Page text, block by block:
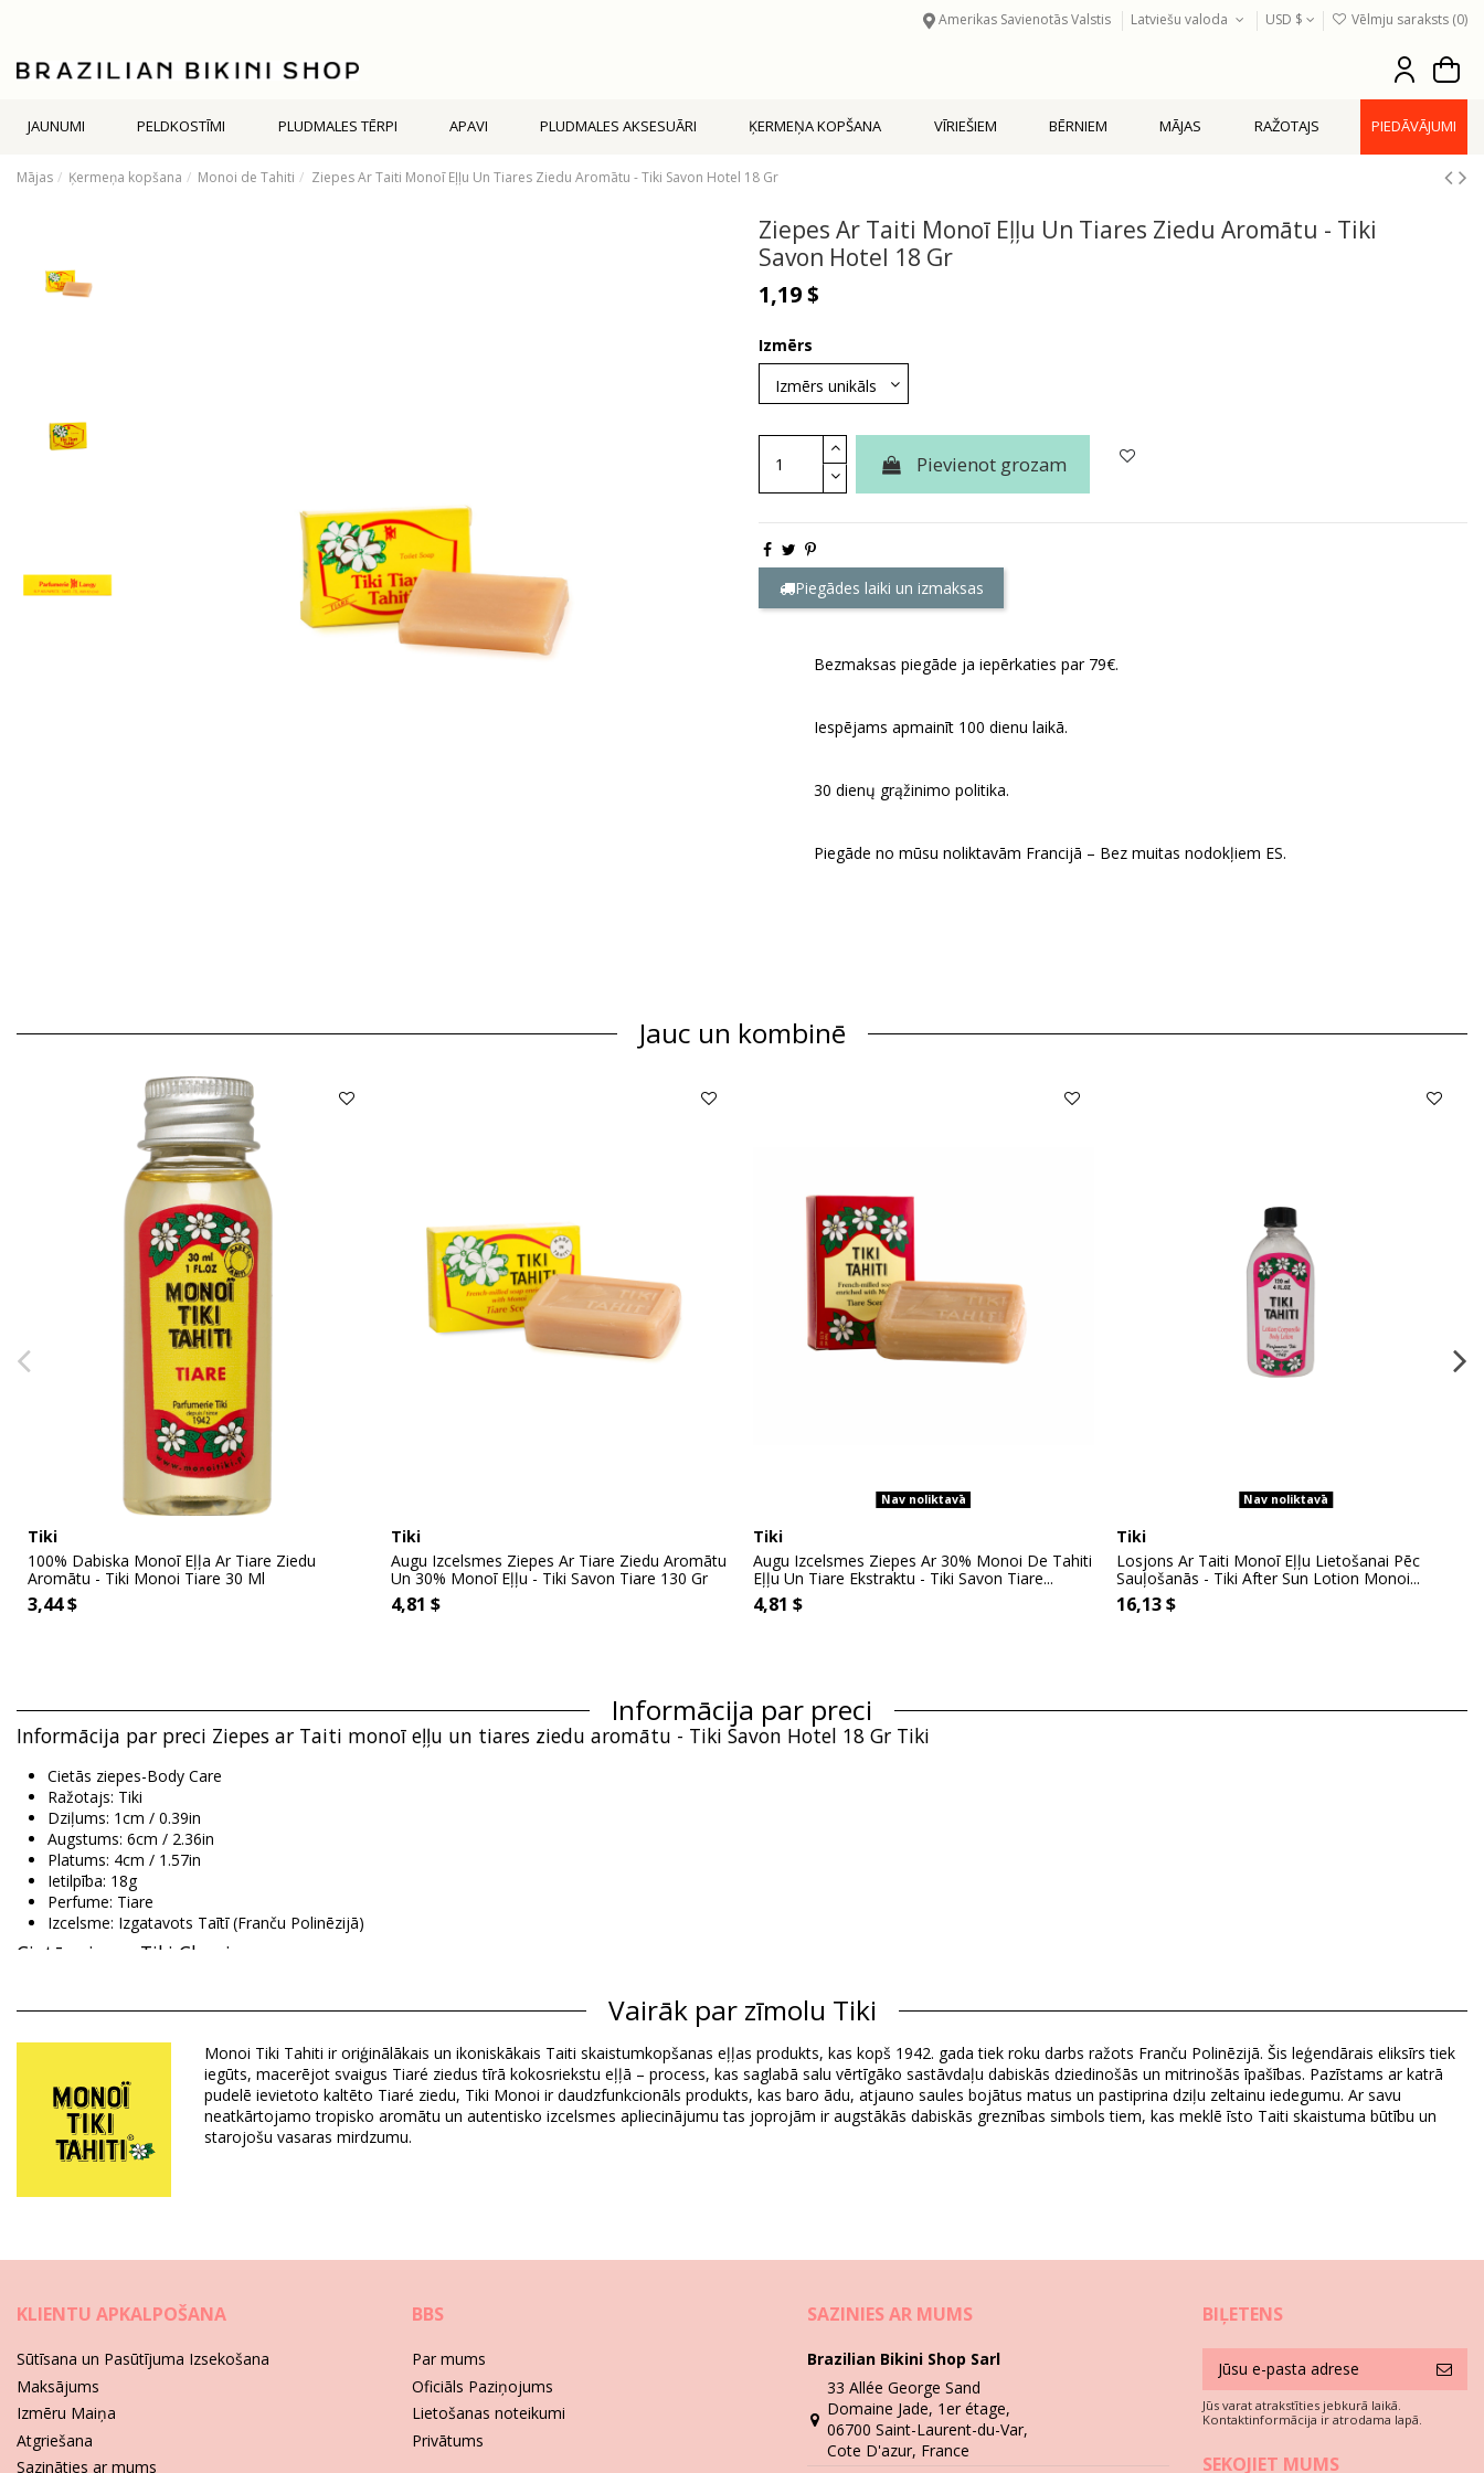
Amerikas Savienotās Valstis Latviešu valoda USD $ Vēlmju saraksts (0)
JAUNUMI PELDKOSTĪMI PLUDMALES TĒRPI APAVI PLUDMALES AKSESUĀRI ĶERMEŅA KOPŠANA VĪRIEŠIEM BĒRNIEM MĀJAS RAŽOTAJS PIEDĀVĀJUMI
Mājas Ķermeņa kopšana Monoi de Tahiti Ziepes Ar Taiti Monoī Eļļu Un Tiares Ziedu Aromātu - Tiki Savon Hotel 18 Gr
Ziepes Ar Taiti Monoī Eļļu Un Tiares Ziedu Aromātu - Tiki
Savon Hotel 18 Gr
1,19 $
Izmērs
Pievienot grozam
Piegādes laiki un izmaksas
Bezmaksas piegāde ja iepērkaties par 79€.
Iespējams apmainīt 100 dienu laikā.
30 dienų grąžinimo politika.
Piegāde no mūsu noliktavām Francijā – Bez muitas nodokļiem ES.
Jauc un kombinē
Tiki
100% Dabiska Monoī Eļļa Ar Tiare Ziedu
Aromātu - Tiki Monoi Tiare 30 Ml
3,44 $
Tiki
Augu Izcelsmes Ziepes Ar Tiare Ziedu Aromātu
Un 30% Monoī Eļļu - Tiki Savon Tiare 130 Gr
4,81 $
Nav noliktavā
Tiki
Augu Izcelsmes Ziepes Ar 30% Monoi De Tahiti
Eļļu Un Tiare Ekstraktu - Tiki Savon Tiare...
4,81 $
Nav noliktavā
Tiki
Losjons Ar Taiti Monoī Eļļu Lietošanai Pēc
Sauļošanās - Tiki After Sun Lotion Monoi...
16,13 $
Informācija par preci
Informācija par preci Ziepes ar Taiti monoī eļļu un tiares ziedu aromātu - Tiki Savon Hotel 18 Gr Tiki
Cietās ziepes-Body Care
Ražotajs: Tiki
Dziļums: 1cm / 0.39in
Augstums: 6cm / 2.36in
Platums: 4cm / 1.57in
Ietilpība: 18g
Perfume: Tiare
Izcelsme: Izgatavots Taītī (Franču Polinēzijā)
Cietās ziepes Tiki Classic
Sastāvs: Sodium palmate, sodium palm kernelate, palm acid, palm kernel acid, aqua, glycerin, sodium chloride, parfum, coco nucifera, gardenia tahitensis, tocopherol.
Produkta informācija
Nodaļa: Unisex, Cietās ziepes
Iesaiņojumā ietilpst: 1 x Cietās ziepes (Citi aksesuāri nav iekļauti)
HS CODE: 330499
SKU: 1974009
Piegādātāja atsauce: 1SAHG
Mazgāšanas un kopšanas pamācība
Vairāk par zīmolu Tiki
Monoi Tiki Tahiti ir oriģinālākais un ikoniskākais Taiti skaistumkopšanas eļļas produkts, kas kopš 1942. gada tiek roku darbs ražots Franču Polinēzijā. Šis leģendārais eliksīrs tiek
iegūts, macerējot svaigus Tiaré ziedus tīrā kokosriekstu eļļā – process, kas saglabā salu vērtīgāko sastāvdaļu dabiskās dziedinošās un mitrinošās īpašības. Pazīstams ar katrā
pudelē ievietoto kaltēto Tiaré ziedu, Tiki Monoi ir daudzfunkcionāls produkts, kas baro ādu, atjauno saules bojātus matus un pastiprina dziļu zeltainu iedegumu. Ar savu
neatkārtojamo tropisko aromātu un autentisko izcelsmes apliecinājumu tas joprojām ir augstākās dabiskās greznības simbols tiem, kas meklē īsto Taiti skaistuma būtību un
starojošu vasaras mirdzumu.
KLIENTU APKALPOŠANA
Sūtīsana un Pasūtījuma Izsekošana
Maksājums
Izmēru Maiņa
Atgriešana
Sazināties ar mums
BBS
Par mums
Oficiāls Paziņojums
Lietošanas noteikumi
Privātums
SAZINIES AR MUMS
Brazilian Bikini Shop Sarl
33 Allée George Sand
Domaine Jade, 1er étage,
06700 Saint-Laurent-du-Var,
Cote D'azur, France
BIĻETENS
Jūs varat atrakstīties jebkurā laikā.
Kontaktinformācija ir atrodama lapā.
SEKOJIET MUMS